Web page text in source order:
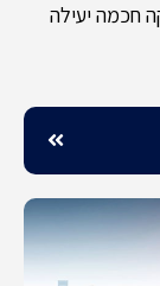
חכמה יעילה